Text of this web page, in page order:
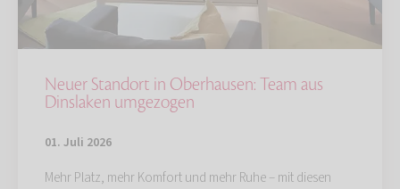
Neuer Standort in Oberhausen: Team aus
Dinslaken umgezogen
01. Juli 2026
Mehr Platz, mehr Komfort und mehr Ruhe – mit diesen